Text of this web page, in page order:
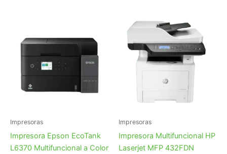
Impresoras
Impresora Epson EcoTank
L6370 Multifuncional a Color
Impresoras
Impresora Multifuncional HP
Laserjet MFP 432FDN